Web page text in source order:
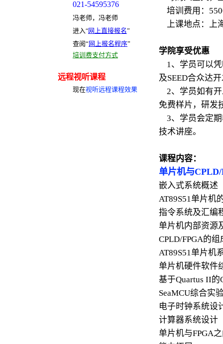
021-54595376
冯老师，冯老师
进入“网上直接报名”
查阅“网上报名程序”
培训费支付方式
远程视听课程
现在视听远程课程效果
培训费用：
上课地点：上
学院享受优惠
1、学员可以
及SEED合众达
2、学员如有
免费样片，研发
3、学员会定
技术讲座。
课程内容：
单片机与
嵌入式系统概述
AT89S51单片机
指令系统及汇编
单片机内部资源
CPLD/FPGA的
AT89S51单片机
单片机硬件软件
基于Quartus II的
SeaMCU综合实
电子时钟系统设
计算器系统设计
单片机与FPGA